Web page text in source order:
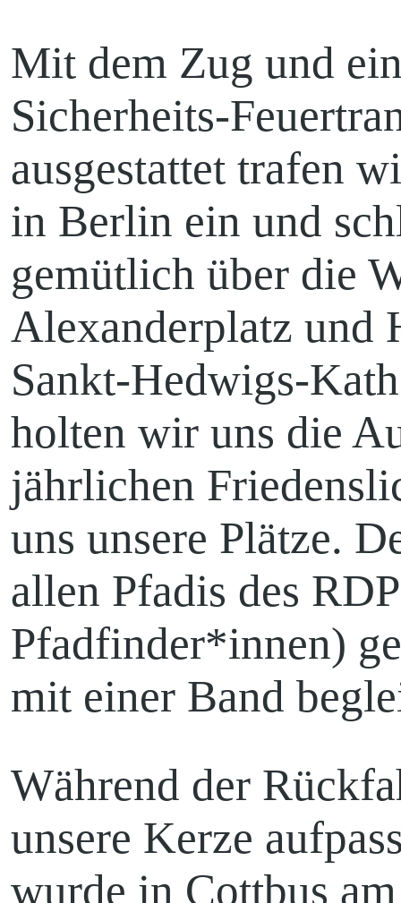
Groß Gaglow
Hänchen
Kita
Pfadfinden
Mit dem Zug und
Sicherheits-
ausgestattet trafen
in Berlin ein und
gemütlich über die
Alexanderplatz und
Sankt-Hedwigs-
holten wir uns die
jährlichen
uns unsere Plätze.
allen Pfadis des
Pfadfinder*innen)
mit einer Band
Während der
unsere Kerze
wurde in Cottbus